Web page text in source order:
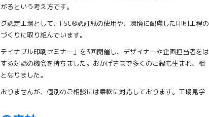
るという考え方です。
認定工場として、FSC®認証紙の使用や、環境に配慮した印刷工程の
くりに取り組んでいます。
イナブル印刷セミナー」を3回開催し、デザイナーや企画担当者をは
る対話の機会を持ちました。おかげさまで多くのご縁も生まれ、相
なりました。
りませんが、個別のご相談には柔軟に対応しております。工場見学